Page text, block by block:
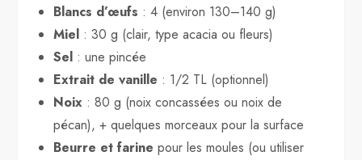
Blancs d’œufs : 4 (environ 130–140 g)
Miel : 30 g (clair, type acacia ou fleurs)
Sel : une pincée
Extrait de vanille : 1/2 TL (optionnel)
Noix : 80 g (noix concassées ou noix de
pécan), + quelques morceaux pour la surface
Beurre et farine pour les moules (ou utiliser